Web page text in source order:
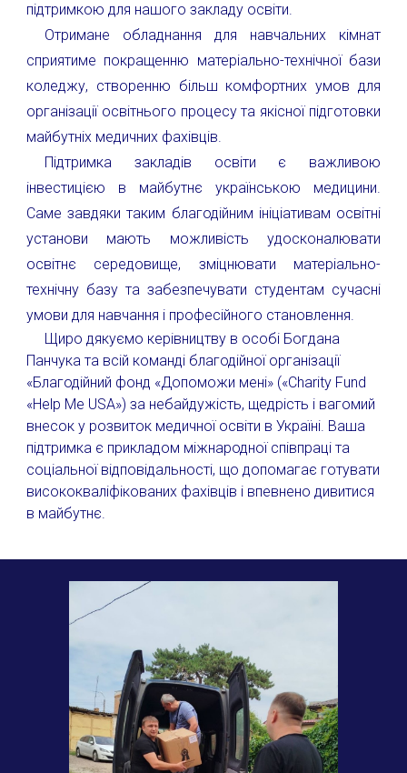
підтримкою для нашого закладу освіти.
Отримане обладнання для навчальних кімнат
сприятиме покращенню матеріально-технічної бази
коледжу, створенню більш комфортних умов для
організації освітнього процесу та якісної підготовки
майбутніх медичних фахівців.
Підтримка закладів освіти є важливою
інвестицією в майбутнє українською медицини.
Саме завдяки таким благодійним ініціативам освітні
установи мають можливість удосконалювати
освітнє середовище, зміцнювати матеріально-
технічну базу та забезпечувати студентам сучасні
умови для навчання і професійного становлення.
Щиро дякуємо керівництву в особі Богдана
Панчука та всій команді благодійної організації
«Благодійний фонд «Допоможи мені» («Charity Fund
«Help Me USA») за небайдужість, щедрість і вагомий
внесок у розвиток медичної освіти в Україні. Ваша
підтримка є прикладом міжнародної співпраці та
соціальної відповідальності, що допомагає готувати
висококваліфікованих фахівців і впевнено дивитися
в майбутнє.